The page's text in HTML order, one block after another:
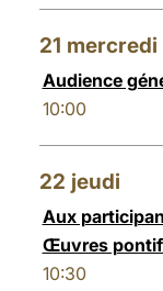
21 mercredi
Audience
10:00
22 jeudi
Aux
Œuvres
10:30